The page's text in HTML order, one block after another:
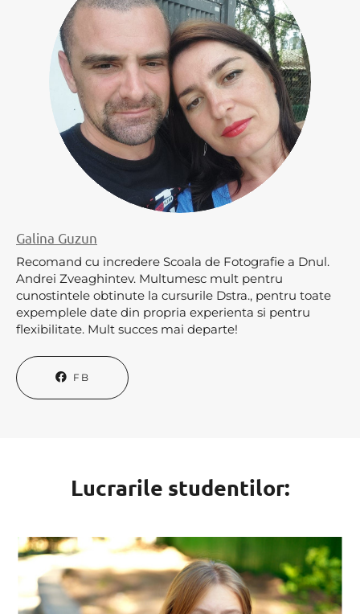
Galina Guzun
Recomand cu incredere Scoala de Fotografie a Dnul.
Andrei Zveaghintev. Multumesc mult pentru
cunostintele obtinute la cursurile Dstra., pentru toate
expemplele date din propria experienta si pentru
flexibilitate. Mult succes mai departe!
FB
Lucrarile studentilor: